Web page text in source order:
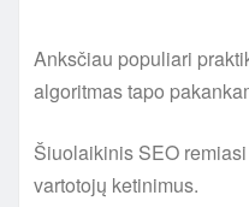
Anksčiau populiari
algoritmas tapo
Šiuolaikinis SEO
vartotojų ketinimus.